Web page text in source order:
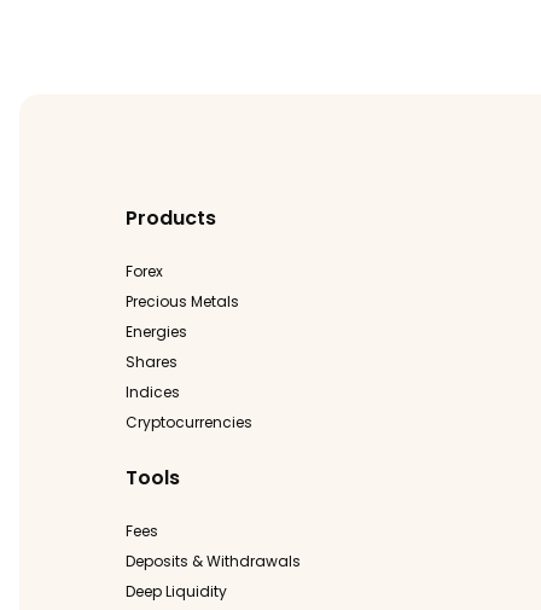
Products
Forex
Precious Metals
Energies
Shares
Indices
Cryptocurrencies
Tools
Fees
Deposits & Withdrawals
Deep Liquidity